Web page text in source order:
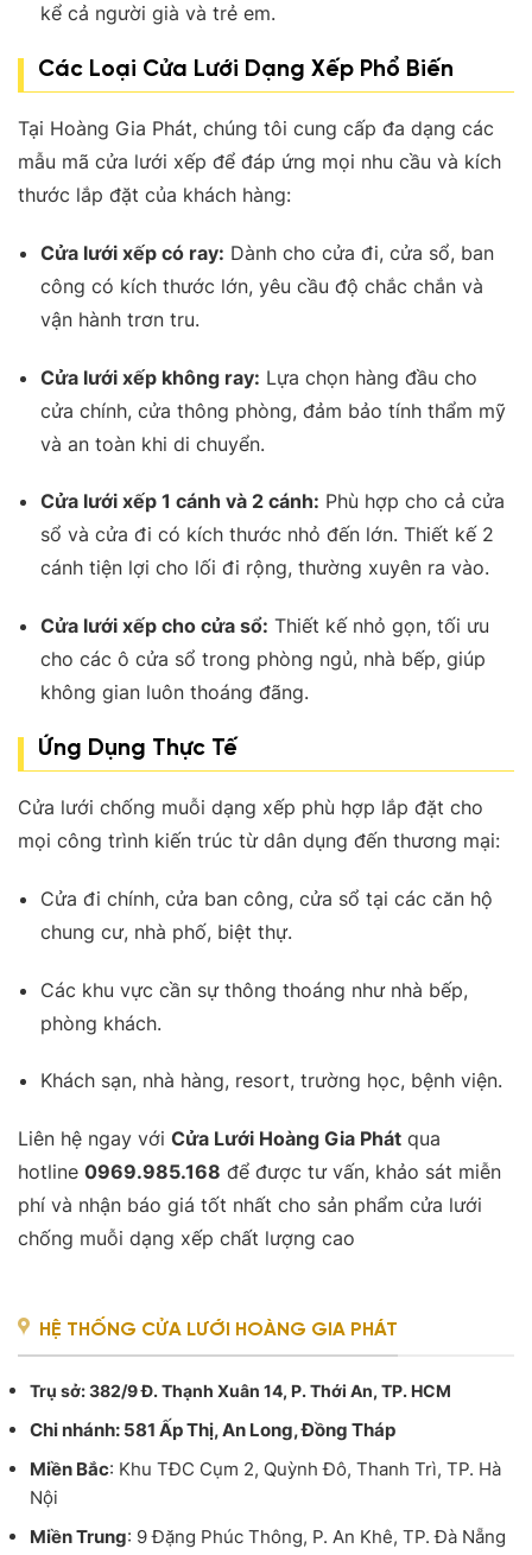
kể cả người già và trẻ em.
Các Loại Cửa Lưới Dạng Xếp Phổ Biến
Tại Hoàng Gia Phát, chúng tôi cung cấp đa dạng các
mẫu mã cửa lưới xếp để đáp ứng mọi nhu cầu và kích
thước lắp đặt của khách hàng:
Cửa lưới xếp có ray: Dành cho cửa đi, cửa sổ, ban
công có kích thước lớn, yêu cầu độ chắc chắn và
vận hành trơn tru.
Cửa lưới xếp không ray: Lựa chọn hàng đầu cho
cửa chính, cửa thông phòng, đảm bảo tính thẩm mỹ
và an toàn khi di chuyển.
Cửa lưới xếp 1 cánh và 2 cánh: Phù hợp cho cả cửa
sổ và cửa đi có kích thước nhỏ đến lớn. Thiết kế 2
cánh tiện lợi cho lối đi rộng, thường xuyên ra vào.
Cửa lưới xếp cho cửa sổ: Thiết kế nhỏ gọn, tối ưu
cho các ô cửa sổ trong phòng ngủ, nhà bếp, giúp
không gian luôn thoáng đãng.
Ứng Dụng Thực Tế
Cửa lưới chống muỗi dạng xếp phù hợp lắp đặt cho
mọi công trình kiến trúc từ dân dụng đến thương mại:
Cửa đi chính, cửa ban công, cửa sổ tại các căn hộ
chung cư, nhà phố, biệt thự.
Các khu vực cần sự thông thoáng như nhà bếp,
phòng khách.
Khách sạn, nhà hàng, resort, trường học, bệnh viện.
Liên hệ ngay với Cửa Lưới Hoàng Gia Phát qua
hotline 0969.985.168 để được tư vấn, khảo sát miễn
phí và nhận báo giá tốt nhất cho sản phẩm cửa lưới
chống muỗi dạng xếp chất lượng cao
HỆ THỐNG CỬA LƯỚI HOÀNG GIA PHÁT
Trụ sở: 382/9 Đ. Thạnh Xuân 14, P. Thới An, TP. HCM
Chi nhánh: 581 Ấp Thị, An Long, Đồng Tháp
Miền Bắc: Khu TĐC Cụm 2, Quỳnh Đô, Thanh Trì, TP. Hà
Nội
Miền Trung: 9 Đặng Phúc Thông, P. An Khê, TP. Đà Nẵng